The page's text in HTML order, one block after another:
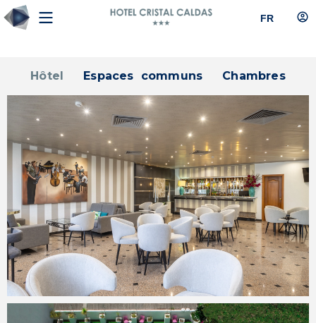
FR
Hôtel Espaces communs Chambres